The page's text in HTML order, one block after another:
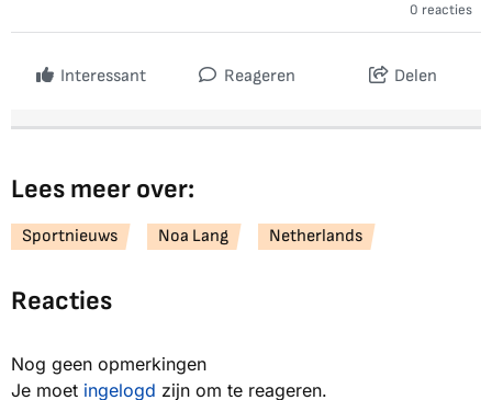
0 reacties
Interessant Reageren Delen
Lees meer over:
Sportnieuws Noa Lang Netherlands
Reacties
Nog geen opmerkingen
Je moet ingelogd zijn om te reageren.